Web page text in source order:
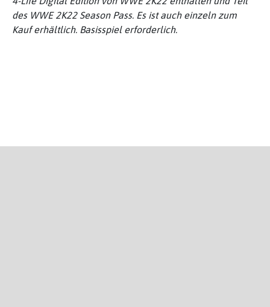
des WWE 2K22 Season Pass. Es ist auch einzeln zum
Kauf erhältlich. Basisspiel erforderlich.